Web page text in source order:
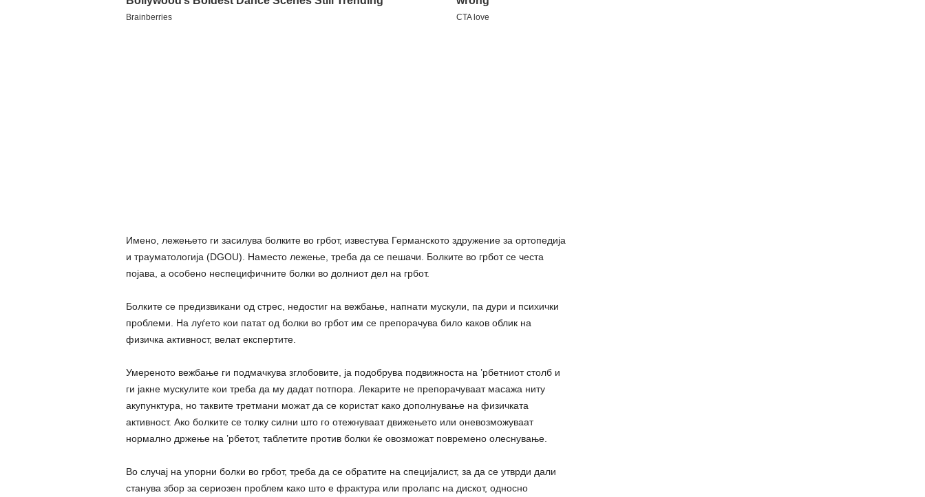
Имено, лежењето ги засилува болките во грбот, известува Германското здружение за ортопедија
и трауматологија (DGOU). Наместо лежење, треба да се пешачи. Болките во грбот се честа
појава, а особено неспецифичните болки во долниот дел на грбот.
Болките се предизвикани од стрес, недостиг на вежбање, напнати мускули, па дури и психички
проблеми. На луѓето кои патат од болки во грбот им се препорачува било каков облик на
физичка активност, велат експертите.
Умереното вежбање ги подмачкува зглобовите, ја подобрува подвижноста на ’рбетниот столб и
ги јакне мускулите кои треба да му дадат потпора. Лекарите не препорачуваат масажа ниту
акупунктура, но таквите третмани можат да се користат како дополнување на физичката
активност. Ако болките се толку силни што го отежнуваат движењето или оневозможуваат
нормално држење на ’рбетот, таблетите против болки ќе овозможат повремено олеснување.
Во случај на упорни болки во грбот, треба да се обратите на специјалист, за да се утврди дали
станува збор за сериозен проблем како што е фрактура или пролапс на дискот, односно